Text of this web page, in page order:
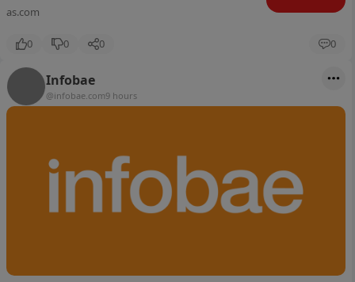
as.com
0 0 0 0
Infobae
@infobae.com9 hours